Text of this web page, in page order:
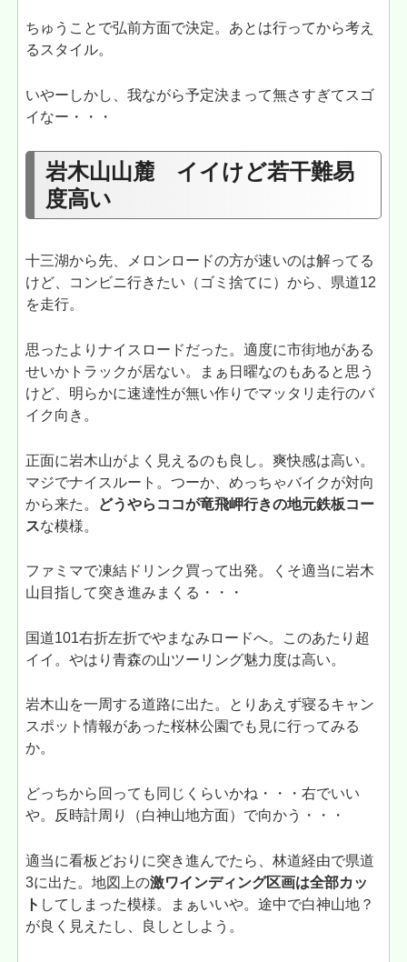
ちゅうことで弘前方面で決定。あとは行ってから考え
るスタイル。
いやーしかし、我ながら予定決まって無さすぎてスゴ
イなー・・・
岩木山山麓 イイけど若干難易
度高い
十三湖から先、メロンロードの方が速いのは解ってる
けど、コンビニ行きたい（ゴミ捨てに）から、県道12
を走行。
思ったよりナイスロードだった。適度に市街地がある
せいかトラックが居ない。まぁ日曜なのもあると思う
けど、明らかに速達性が無い作りでマッタリ走行のバ
イク向き。
正面に岩木山がよく見えるのも良し。爽快感は高い。
マジでナイスルート。つーか、めっちゃバイクが対向
から来た。
どうやらココが竜飛岬行きの地元鉄板コー
スな模様。
ファミマで凍結ドリンク買って出発。くそ適当に岩木
山目指して突き進みまくる・・・
国道101右折左折でやまなみロードへ。このあたり超
イイ。やはり青森の山ツーリング魅力度は高い。
岩木山を一周する道路に出た。とりあえず寝るキャン
スポット情報があった桜林公園でも見に行ってみる
か。
どっちから回っても同じくらいかね・・・右でいい
や。反時計周り（白神山地方面）で向かう・・・
適当に看板どおりに突き進んでたら、林道経由で県道
3に出た。地図上の激ワインディング区画は全部カッ
ト してしまった模様。まぁいいや。途中で白神山地？
が良く見えたし、良しとしよう。